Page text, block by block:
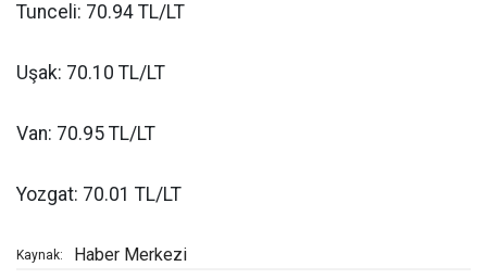
Tunceli: 70.94 TL/LT
Uşak: 70.10 TL/LT
Van: 70.95 TL/LT
Yozgat: 70.01 TL/LT
Kaynak: Haber Merkezi